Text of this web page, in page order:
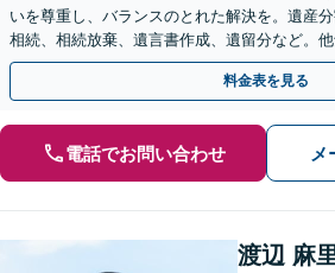
いを尊重し、バランスのとれた解決を。遺産
相続、相続放棄、遺言書作成、遺留分など。
トップで対応します【休日・夜間面談OK】
料金表を見る
電話でお問い合わせ メ
渡辺 麻